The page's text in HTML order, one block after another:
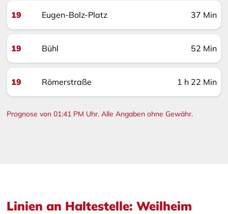
19 Eugen-Bolz-Platz 37 Min
19 Bühl 52 Min
19 Römerstraße 1 h 22 Min
Prognose von 01:41 PM Uhr. Alle Angaben ohne Gewähr.
Linien an Haltestelle: Weilheim